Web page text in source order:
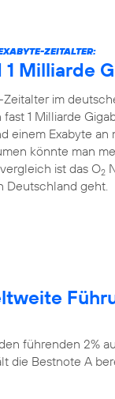
ZEITALTER:
Milliarde
im
1 Milliarde
einem Exabyte
könnte man
ist das O2
Deutschland geht.
führenden 2%
die Bestnote A